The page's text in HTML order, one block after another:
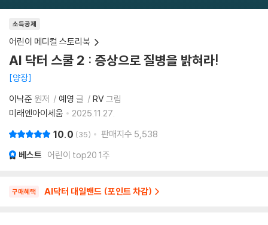
소득공제
어린이 메디컬 스토리북
AI 닥터 스쿨 2 : 증상으로 질병을 밝혀라!
양장
이낙준 원저 예영 글 RV그림
미래엔아이세움
2025.11.27.
10.0 35 판매지수 5,538
베스트 어린이 top20 1주
구매혜택 AI닥터 대일밴드 (포인트 차감)